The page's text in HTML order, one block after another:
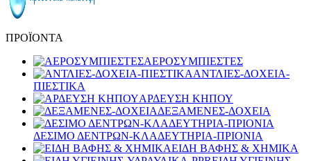
ΠΡΟΪΟΝΤΑ
ΑΕΡΟΣΥΜΠΙΕΣΤΕΣ
ΑΝΤΛΙΕΣ-ΔΟΧΕΙΑ-
ΠΙΕΣΤΙΚΑ
ΑΡΔΕΥΣΗ ΚΗΠΟΥ
ΔΕΞΑΜΕΝΕΣ-ΔΟΧΕΙΑ
ΔΕΣΙΜΟ ΔΕΝΤΡΩΝ-ΚΛΑΔΕΥΤΗΡΙΑ-ΠΡΙΟΝΙΑ
ΕΙΔΗ ΒΑΦΗΣ & ΧΗΜΙΚΑ